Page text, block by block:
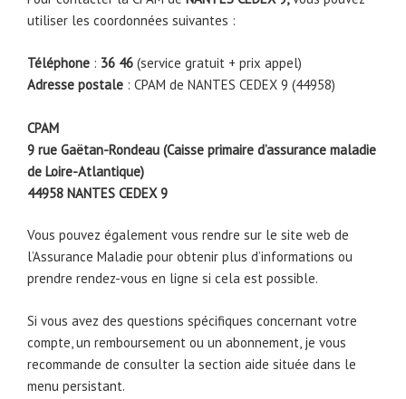
utiliser les coordonnées suivantes :
Téléphone : 36 46 (service gratuit + prix appel)
Adresse postale : CPAM de NANTES CEDEX 9 (44958)
CPAM
9 rue Gaëtan-Rondeau (Caisse primaire d’assurance maladie
de Loire-Atlantique)
44958 NANTES CEDEX 9
Vous pouvez également vous rendre sur le site web de
l’Assurance Maladie pour obtenir plus d’informations ou
prendre rendez-vous en ligne si cela est possible.
Si vous avez des questions spécifiques concernant votre
compte, un remboursement ou un abonnement, je vous
recommande de consulter la section aide située dans le
menu persistant.